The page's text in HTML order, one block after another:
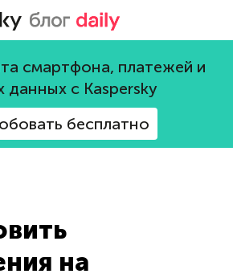
Блог Касперского
смартфона, платежей и
данных с Kaspersky
бесплатно
на